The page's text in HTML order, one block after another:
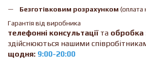
Безготівковим розрахунком
Гарантія від виробника
телефонні консультації та обробка
здійснюються нашими
щодня: 9:00-20:00